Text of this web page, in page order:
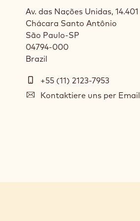
Av. das Nações Unidas, 14.401
Chácara Santo Antônio
São Paulo-SP
04794-000
Brazil
Telefon+55 (11) 2123-7953
E-
Kontaktiere uns per Email